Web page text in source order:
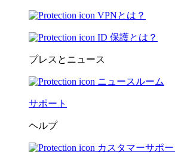
VPNとは？
ID 保護とは？
プレスとニュース
ニュースルーム
サポート
ヘルプ
カスタマーサポー